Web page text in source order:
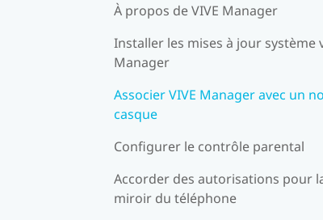
À propos de VIVE Manager
Installer les mises à jour système
Manager
Associer VIVE Manager avec un
casque
Configurer le contrôle parental
Accorder des autorisations pour
miroir du téléphone